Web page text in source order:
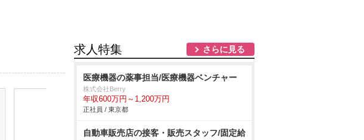
求人特集 さらに見る
医療機器の薬事担当/医療機器ベンチャー
株式会社Berry
年収600万円～1,200万円
正社員 / 東京都
自動車販売店の接客・販売スタッフ/固定給